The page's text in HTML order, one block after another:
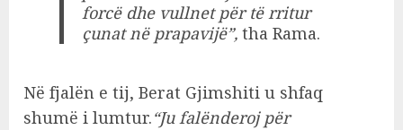
forcë dhe vullnet për të rritur
çunat në prapavijë”, tha Rama.
Në fjalën e tij, Berat Gjimshiti u shfaq
shumë i lumtur.“Ju falënderoj për